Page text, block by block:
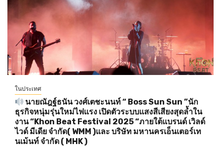
ในประเทศ
นายณัฎฐ์ธนัน วงศ์เตชะนนท์ “ Boss Sun Sun ”นัก
ธุรกิจหนุ่มรุ่นใหม่ไฟแรง เปิดตัวระบบแสงสีเสียงสุดล้ำใน
งาน “Khon Beat Festival 2025 “ภายใต้แบรนด์ เวิลด์
ไวด์ มีเดีย จำกัด( WMM )และ บริษัท มหานครเอ็นเตอร์เท
นเม้นท์ จำกัด ( MHK )